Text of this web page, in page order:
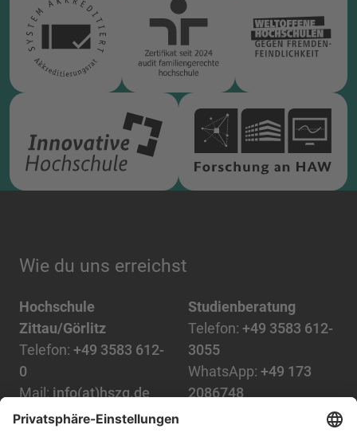
Wie du uns erreichst
Hochschule
Zittau/Görlitz
Telefon: +49 3583 612-
0
Mail: info(at)hszg.de
Studienberatung
Telefon: +49 3583 612-
3055
WhatsApp: +49 173
2086748